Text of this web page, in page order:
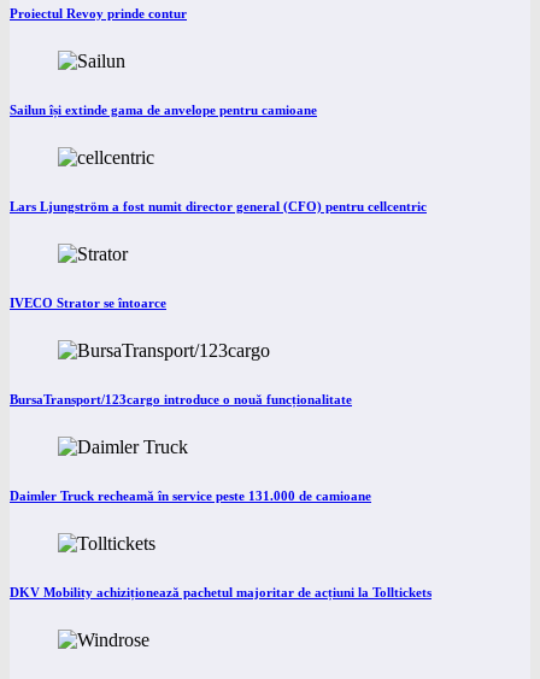
Proiectul Revoy prinde contur
Sailun își extinde gama de anvelope pentru camioane
Lars Ljungström a fost numit director general (CFO) pentru cellcentric
IVECO Strator se întoarce
BursaTransport/123cargo introduce o nouă funcționalitate
Daimler Truck recheamă în service peste 131.000 de camioane
DKV Mobility achiziționează pachetul majoritar de acțiuni la Tolltickets